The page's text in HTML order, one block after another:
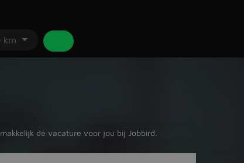
km
dé vacature voor jou bij Jobbird.